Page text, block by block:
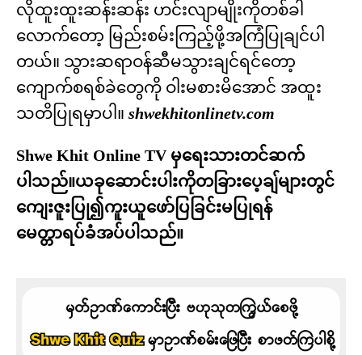
လိုထူးထူးဆန်းဆန်း ဟင်းလျာမျိုးကိုတစ်ခါ
လောက်တော့ မြည်းစမ်းကြည့်ဖို့အကြံပြုချင်ပါ
တယ်။ သွားဆရာဝန်ဆီမသွားချင်ရင်တော့
ကျောက်စရစ်ခဲတွေကို ဝါးမစားမိအောင် အထူး
သတိပြုရမှာပါ။ shwekhitonlinetv.com
Shwe Khit Online TV မှရေးသားတင်ဆက်
ပါသည်။ယခုဆောင်းပါးကိုတခြားပေ့ချ်များတွင်
ကျေးဇူးပြု၍ကူးယူဖော်ပြခြင်းမပြုရန်
မေတ္တာရပ်ခံအပ်ပါသည်။